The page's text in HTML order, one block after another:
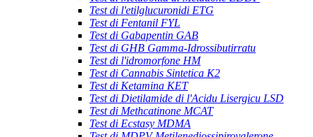
Test di l'etilglucuronidi ETG
Test di Fentanil FYL
Test di Gabapentin GAB
Test di GHB Gamma-Idrossibutirratu
Test di l'idromorfone HM
Test di Cannabis Sintetica K2
Test di Ketamina KET
Test di Dietilamide di l'Acidu Lisergicu LSD
Test di Methcatinone MCAT
Test di Ecstasy MDMA